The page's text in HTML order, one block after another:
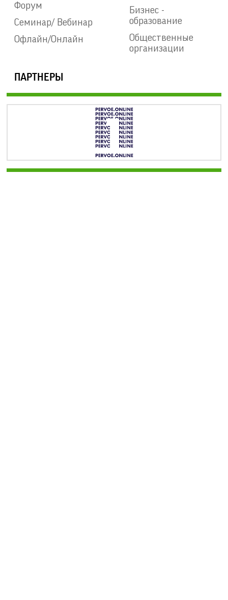
Форум
Семинар/ Вебинар
Офлайн/Онлайн
Бизнес -
образование
Общественные
организации
ПАРТНЕРЫ